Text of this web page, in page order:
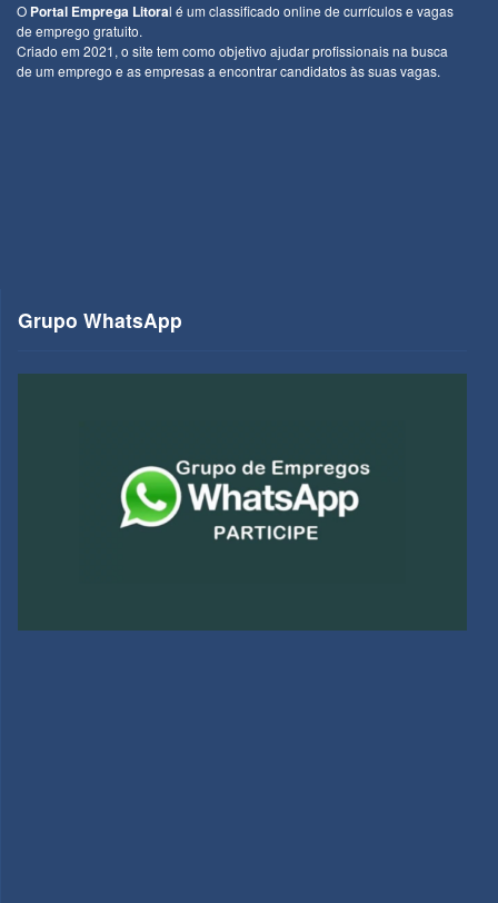
O Portal Emprega Litoral é um classificado online de currículos e vagas
de emprego gratuito.
Criado em 2021, o site tem como objetivo ajudar profissionais na busca
de um emprego e as empresas a encontrar candidatos às suas vagas.
Grupo WhatsApp